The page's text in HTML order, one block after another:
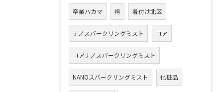
卒業ハカマ 袴 着付け北区
ナノスパークリングミスト コア
コアナノスパークリングミスト
NANOスパークリングミスト 化粧品